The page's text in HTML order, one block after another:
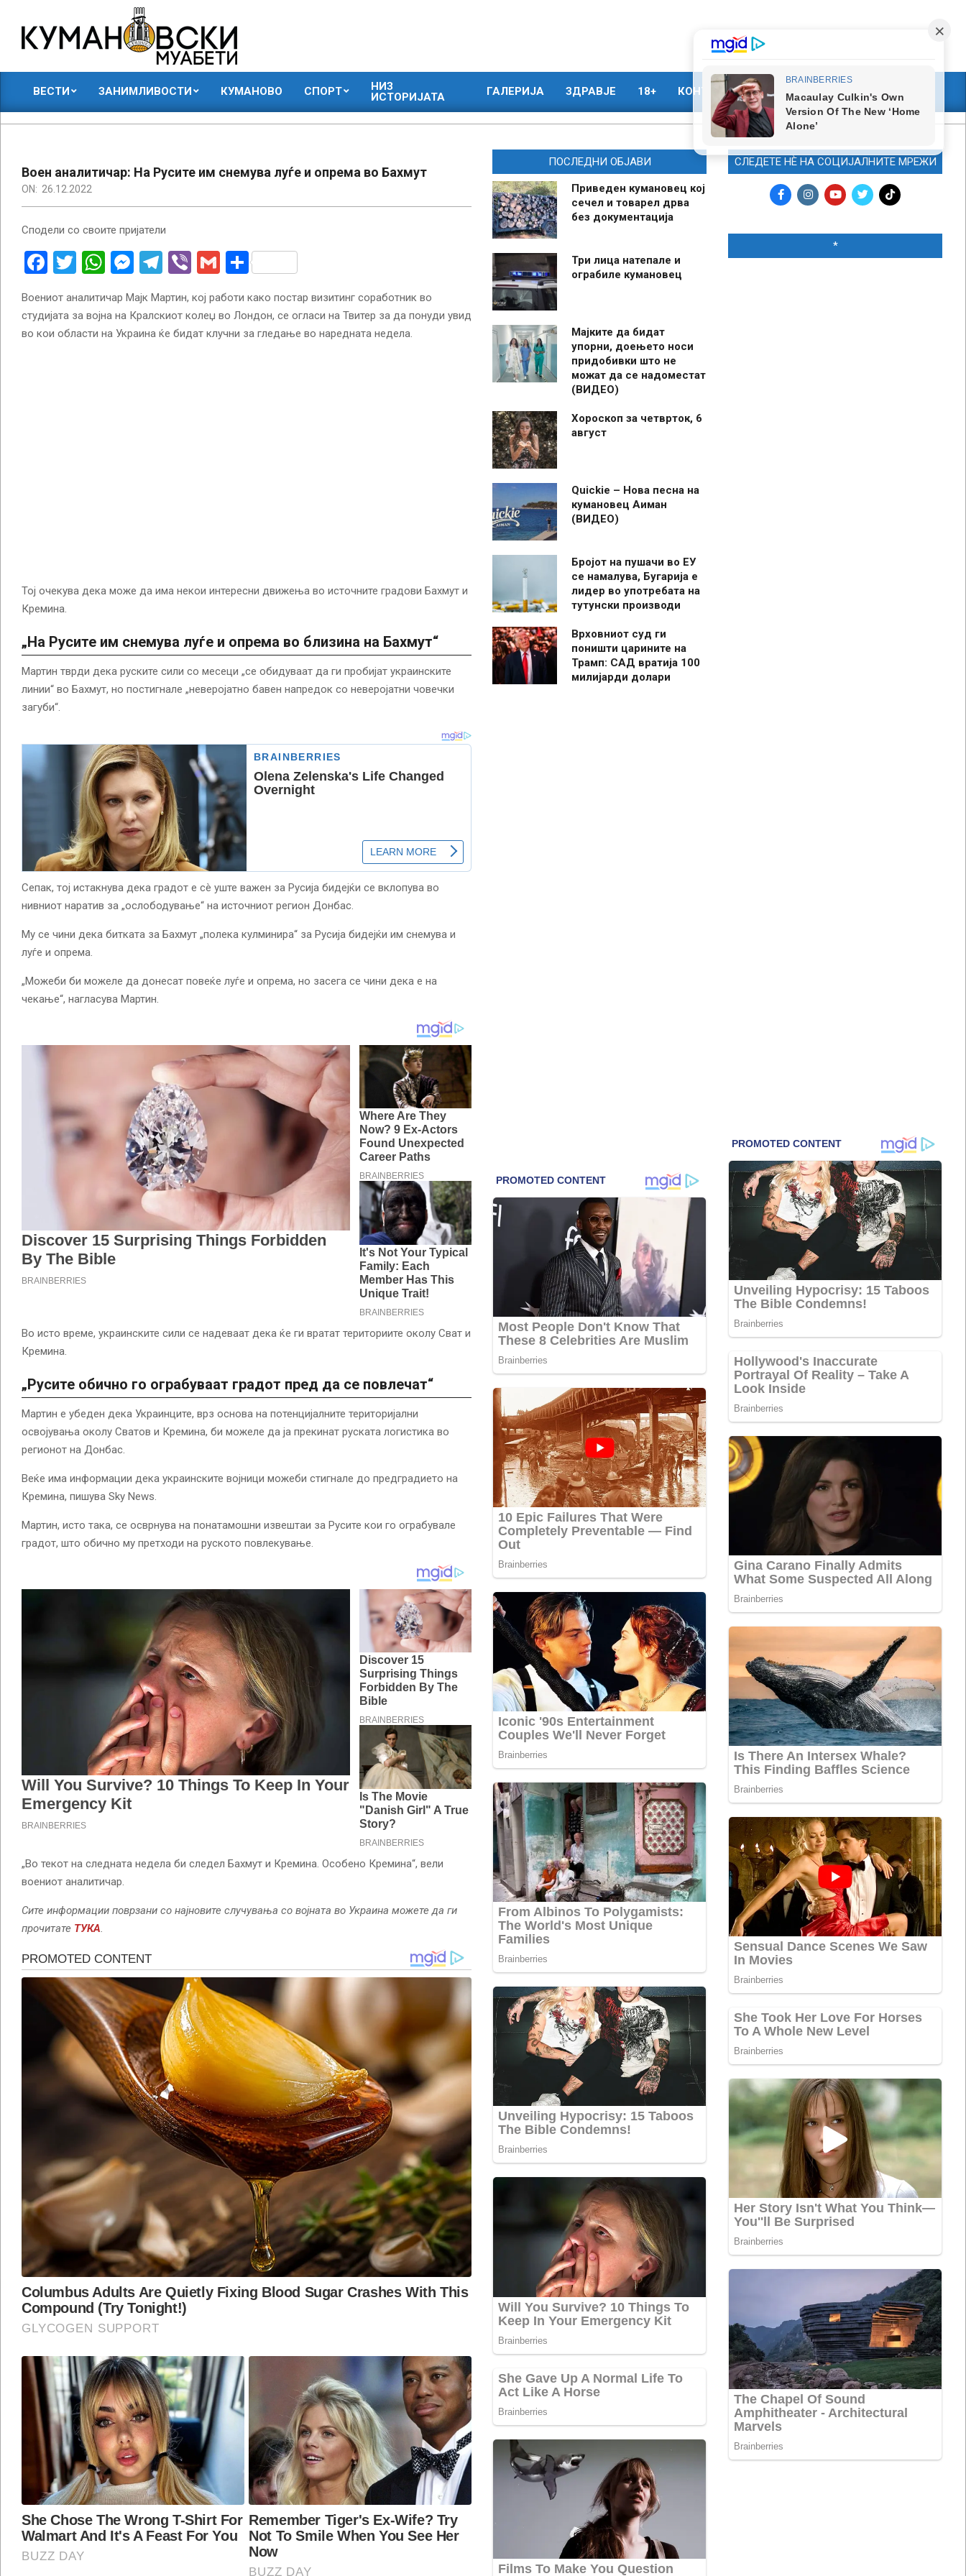
content
КУМАНОВСКИ
МУАБЕТИ
ВЕСТИ ЗАНИМЛИВОСТИ КУМАНОВО СПОРТ
НИЗ
ИСТОРИЈАТА
ГАЛЕРИЈА ЗДРАВЈЕ 18+ КОНТАКТ МАРКЕТИНГ
Воен аналитичар: На Русите им снемува луѓе и опрема во Бахмут
ON: 26.12.2022
Сподели со своите пријатели
Facebook
Twitter
WhatsApp
Messenger
Telegram
ViberGmailShare
Воениот аналитичар Мајк Мартин, кој работи како постар визитинг соработник во
студијата за војна на Кралскиот колеџ во Лондон, се огласи на Твитер за да понуди увид
во кои области на Украина ќе бидат клучни за гледање во наредната недела.
Тој очекува дека може да има некои интересни движења во источните градови Бахмут и
Кремина.
„На Русите им снемува луѓе и опрема во близина на Бахмут“
Мартин тврди дека руските сили со месеци „се обидуваат да ги пробијат украинските
линии“ во Бахмут, но постигнале „неверојатно бавен напредок со неверојатни човечки
загуби“.
Сепак, тој истакнува дека градот е сè уште важен за Русија бидејќи се вклопува во
нивниот наратив за „ослободување“ на источниот регион Донбас.
Му се чини дека битката за Бахмут „полека кулминира“ за Русија бидејќи им снемува и
луѓе и опрема.
„Можеби би можеле да донесат повеќе луѓе и опрема, но засега се чини дека е на
чекање“, нагласува Мартин.
Во исто време, украинските сили се надеваат дека ќе ги вратат териториите околу Сват и
Кремина.
„Русите обично го ограбуваат градот пред да се повлечат“
Мартин е убеден дека Украинците, врз основа на потенцијалните територијални
освојувања околу Сватов и Кремина, би можеле да ја прекинат руската логистика во
регионот на Донбас.
Веќе има информации дека украинските војници можеби стигнале до предградието на
Кремина, пишува Sky News.
Мартин, исто така, се осврнува на понатамошни извештаи за Русите кои го ограбувале
градот, што обично му претходи на руското повлекување.
„Во текот на следната недела би следел Бахмут и Кремина. Особено Кремина“, вели
воениот аналитичар.
Сите информации поврзани со најновите случувања со војната во Украина можете да ги
прочитате ТУКА.
ПОСЛЕДНИ ОБЈАВИ
Приведен кумановец кој
сечел и товарел дрва
без документација
Три лица натепале и
ограбиле кумановец
Мајките да бидат
упорни, доењето носи
придобивки што не
можат да се надоместат
(ВИДЕО)
Хороскоп за четврток, 6
август
Quickie – Нова песна на
кумановец Аиман
(ВИДЕО)
Бројот на пушачи во ЕУ
се намалува, Бугарија е
лидер во употребата на
тутунски производи
Врховниот суд ги
поништи царините на
Трамп: САД вратија 100
милијарди долари
СЛЕДЕТЕ НЀ НА СОЦИЈАЛНИТЕ МРЕЖИ
*